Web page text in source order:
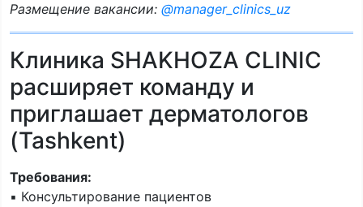
Размещение вакансии: @manager_clinics_uz
Клиника SHAKHOZA CLINIC
расширяет команду и
приглашает дерматологов
(Tashkent)
Требования:
▪️ Консультирование пациентов